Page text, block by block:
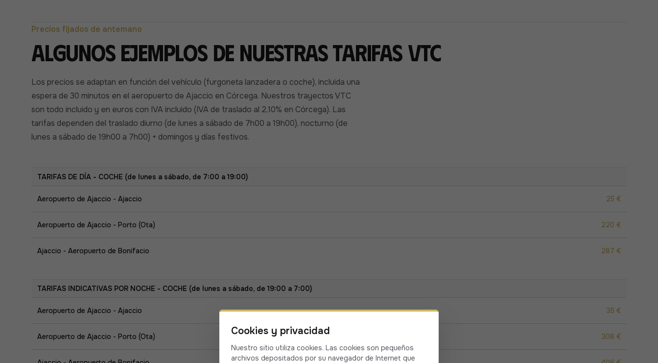
Precios fijados de antemano
Algunos ejemplos de nuestras tarifas VTC
Los precios se adaptan en función del vehículo (furgoneta lanzadera o coche), incluida una
espera de 30 minutos en el aeropuerto de Ajaccio en Córcega. Nuestros trayectos VTC
son todo incluido y en euros con IVA incluido (IVA de traslado al 2,10% en Córcega). Las
tarifas dependen del traslado diurno (de lunes a sábado de 7h00 a 19h00), nocturno (de
lunes a sábado de 19h00 a 7h00) + domingos y días festivos.
TARIFAS DE DÍA - COCHE (de lunes a sábado, de 7:00 a 19:00)
Aeropuerto de Ajaccio - Ajaccio 25 €
Aeropuerto de Ajaccio - Porto (Ota) 220 €
Ajaccio - Aeropuerto de Bonifacio 287 €
TARIFAS INDICATIVAS POR NOCHE - COCHE (de lunes a sábado, de 19:00 a 7:00)
Aeropuerto de Ajaccio - Ajaccio 35 €
Aeropuerto de Ajaccio - Porto (Ota) 308 €
Cookies y privacidad
Nuestro sitio utiliza cookies. Las cookies son pequeños
archivos depositados por su navegador de Internet que